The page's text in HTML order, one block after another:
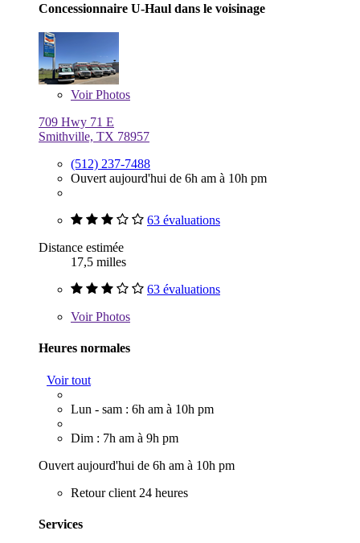
Concessionnaire U-Haul dans le voisinage
VoirPhotos
709 Hwy 71 E
Smithville, TX 78957
(512) 237-7488
Ouvert aujourd'hui de 6h am à 10h pm
63 évaluations
Distance estimée
17,5 milles
63 évaluations
VoirPhotos
Heures normales
Voir tout
Lun - sam : 6h am à 10h pm
Dim : 7h am à 9h pm
Ouvert aujourd'hui de 6h am à 10h pm
Retour client 24 heures
Services